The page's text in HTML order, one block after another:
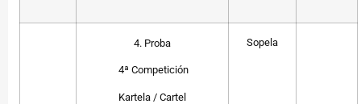
4. Proba
4ª Competición
Kartela / Cartel
Sopela